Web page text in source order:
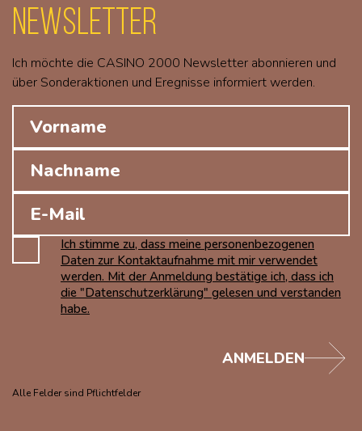
Newsletter
Ich möchte die CASINO 2000 Newsletter abonnieren und
über Sonderaktionen und Eregnisse informiert werden.
Ich stimme zu, dass meine personenbezogenen
Daten zur Kontaktaufnahme mit mir verwendet
werden. Mit der Anmeldung bestätige ich, dass ich
die "Datenschutzerklärung" gelesen und verstanden
habe.
Alle Felder sind Pflichtfelder
ANMELDEN